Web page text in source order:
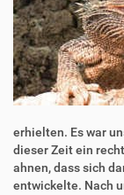
erhielten. Es war
dieser Zeit ein
ahnen, dass sich
entwickelte. Nach